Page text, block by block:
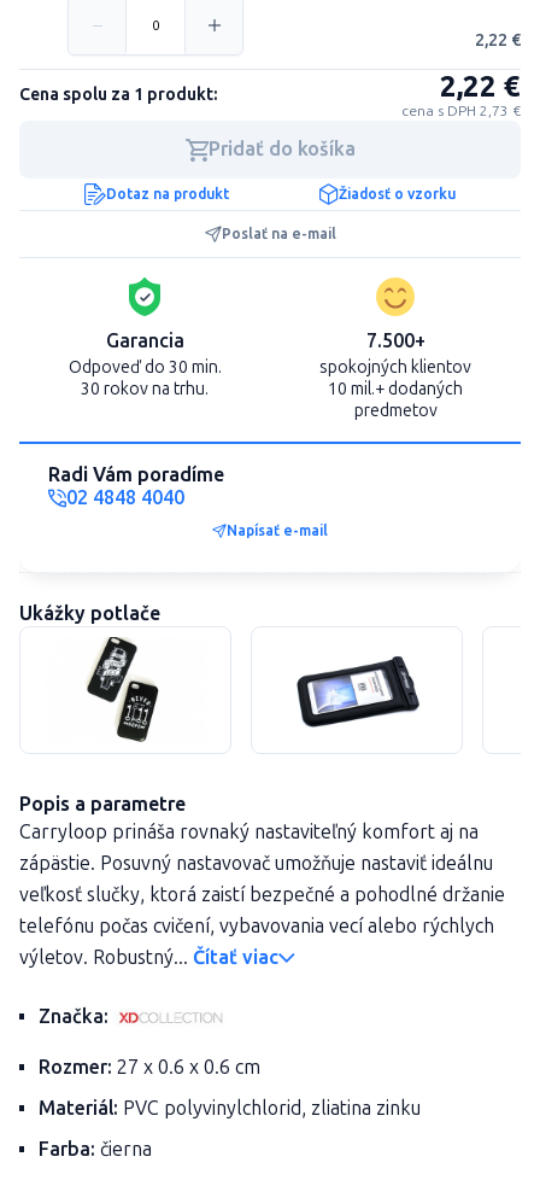
2,22 €
Cena spolu za 1 produkt: 2,22 €
cena s DPH 2,73 €
Pridať do košíka
Dotaz na produkt Žiadosť o vzorku
Poslať na e-mail
Garancia
Odpoveď do 30 min.
30 rokov na trhu.
7.500+
spokojných klientov
10 mil.+ dodaných
predmetov
Radi Vám poradíme
02 4848 4040
Napísať e-mail
Ukážky potlače
Popis a parametre
Carryloop prináša rovnaký nastaviteľný komfort aj na
zápästie. Posuvný nastavovač umožňuje nastaviť ideálnu
veľkosť slučky, ktorá zaistí bezpečné a pohodlné držanie
telefónu počas cvičení, vybavovania vecí alebo rýchlych
výletov. Robustný... Čítať viac
Značka:
Rozmer: 27 x 0.6 x 0.6 cm
Materiál: PVC polyvinylchlorid, zliatina zinku
Farba: čierna